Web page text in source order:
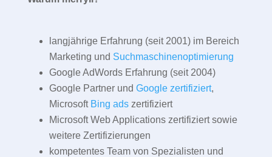
langjährige Erfahrung (seit 2001) im Bereich
Marketing und Suchmaschinenoptimierung
Google AdWords Erfahrung (seit 2004)
Google Partner und Google zertifiziert,
Microsoft Bing adszertifiziert
Microsoft Web Applications zertifiziert sowie
weitere Zertifizierungen
kompetentes Team von Spezialisten und